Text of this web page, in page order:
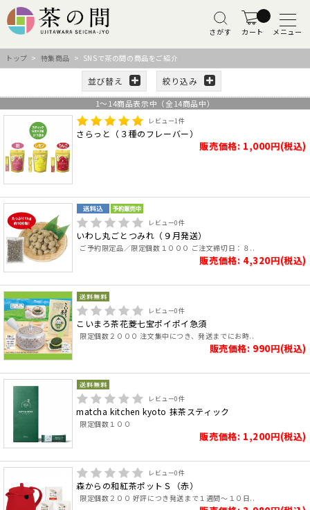
さがす カート メニュー
トップ > 特集商品 > SNSで茶の間の商品をご紹介
並び替え 絞り込み
1～ 14商品表示中（全 14商品中）
レビュー1件
さらっと（３種のフレーバー）
販売価格: 1,000円(税込)
レビュー0件
いわし丸ごとつみれ（９月発送）
ご予約限定品／限定個数１０００ ご注文締切日：８..
販売価格: 4,320円(税込)
レビュー0件
こいまろ茶花菱七宝ポイポイ急須
限定個数２０００ 注文集中につき、発送までにお時..
販売価格: 990円(税込)
レビュー0件
matcha kitchen kyoto 抹茶スティック
限定個数１００
販売価格: 1,200円(税込)
レビュー0件
森からの和紅茶ポットＳ（赤）
限定個数２００ 好評につき発送まで１週間～１０日..